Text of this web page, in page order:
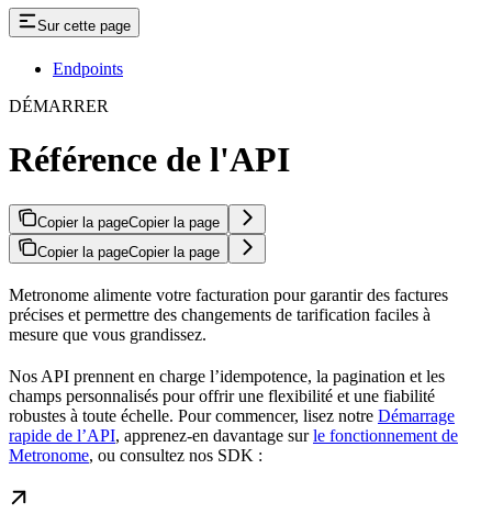
Sur cette page
Endpoints
DÉMARRER
Référence de l'API
Copier la pageCopier la page
Copier la pageCopier la page
Metronome alimente votre facturation pour garantir des factures
précises et permettre des changements de tarification faciles à
mesure que vous grandissez.
Nos API prennent en charge l’idempotence, la pagination et les
champs personnalisés pour offrir une flexibilité et une fiabilité
robustes à toute échelle. Pour commencer, lisez notre Démarrage
rapide de l’API, apprenez-en davantage surle fonctionnement de
Metronome, ou consultez nos SDK :